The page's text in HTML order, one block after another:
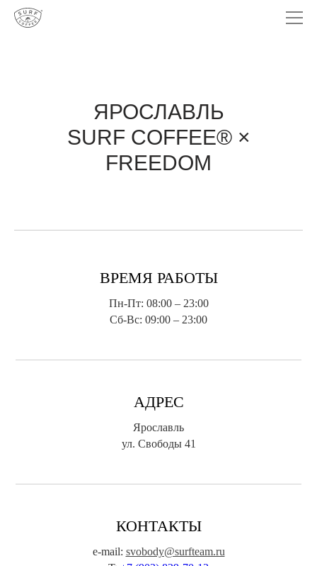
ЯРОСЛАВЛЬ
SURF COFFEE® ×
FREEDOM
ВРЕМЯ РАБОТЫ
Пн-Пт: 08:00 – 23:00
Сб-Вс: 09:00 – 23:00
АДРЕС
Ярославль
ул. Свободы 41
КОНТАКТЫ
e-mail: svobody@surfteam.ru